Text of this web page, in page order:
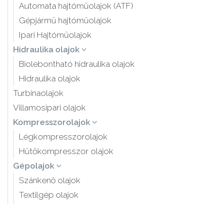
Automata hajtóműolajok (ATF)
Gépjármű hajtóműolajok
Ipari Hajtóműolajok
Hidraulika olajok
Biolebontható hidraulika olajok
Hidraulika olajok
Turbinaolajok
Villamosipari olajok
Kompresszorolajok
Légkompresszorolajok
Hűtőkompresszor olajok
Gépolajok
Szánkenő olajok
Textilgép olajok